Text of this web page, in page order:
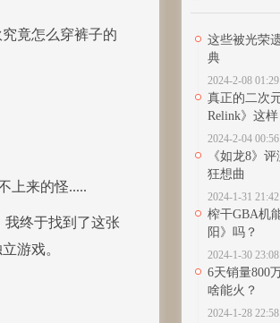
竟怎么穿裤子的
上来的怪.....
我终于找到了这张
游戏。
这些被光荣
典
2024-2-08
真正的二次
Relink》这样
2024-2-04
《如龙8》
狂想曲
2024-1-31
榨干GBA机
阳》吗？
2024-1-30
6天销量800
啥能火？
2024-1-28